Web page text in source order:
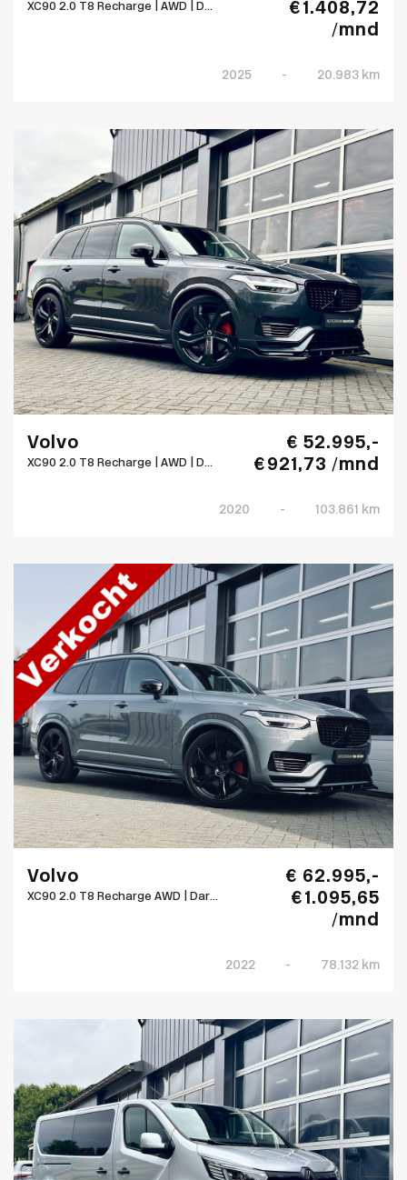
XC90 2.0 T8 Recharge | AWD | D...
€ 1.408,72
/mnd
2025 - 20.983 km
Volvo
XC90 2.0 T8 Recharge | AWD | D...
€ 52.995,-
€ 921,73 /mnd
2020 - 103.861 km
Volvo
XC90 2.0 T8 Recharge AWD | Dar...
€ 62.995,-
€ 1.095,65
/mnd
2022 - 78.132 km